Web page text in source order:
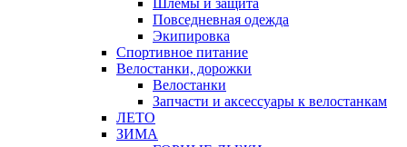
Повседневная одежда
Экипировка
Спортивное питание
Велостанки, дорожки
Велостанки
Запчасти и аксессуары к велостанкам
ЛЕТО
ЗИМА